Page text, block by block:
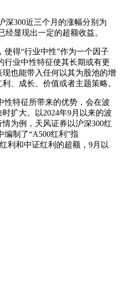
深300近三个月的涨幅分别为
经显现出一定的超额收益。
得“行业中性”作为一个因子
行业中性特征使其长期或有更
也能带入任何以其为股池的增
、成长、价值或者主题策略。
性特征所带来的优势，会在波
扩大。以2024年9月以来的波
为例，天风证券以沪深300红
编制了“A500红利”指
利和中证红利的超额，9月以